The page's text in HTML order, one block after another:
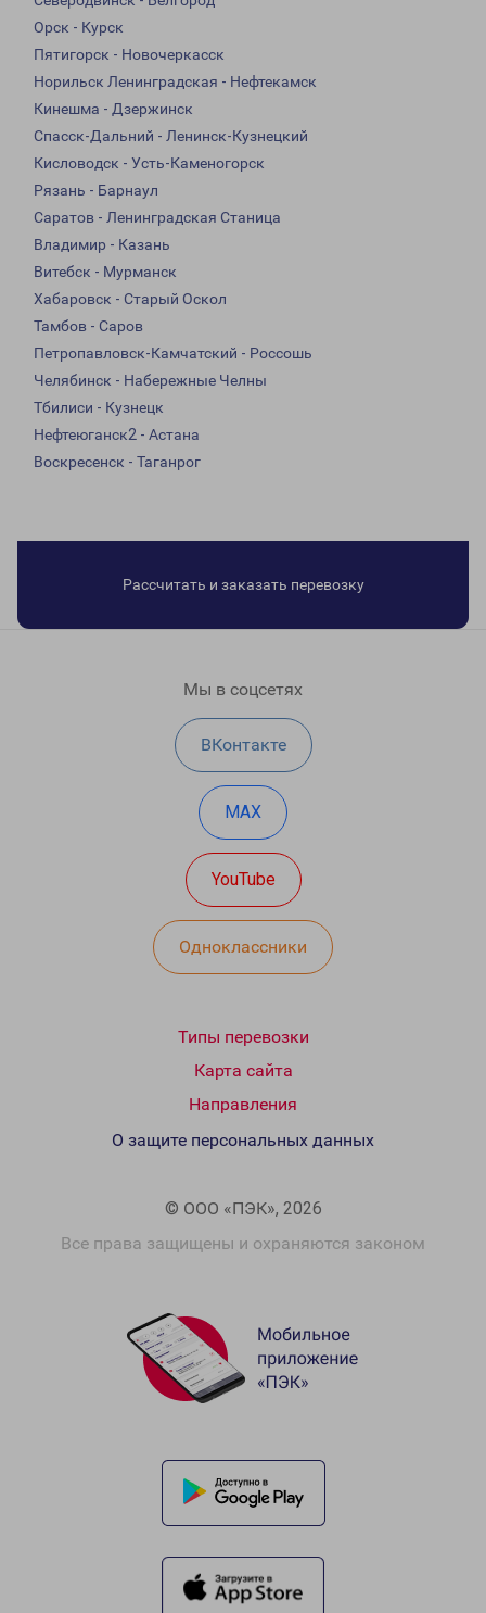
Орск - Курск
Пятигорск - Новочеркасск
Норильск Ленинградская - Нефтекамск
Кинешма - Дзержинск
Спасск-Дальний - Ленинск-Кузнецкий
Кисловодск - Усть-Каменогорск
Рязань - Барнаул
Саратов - Ленинградская Станица
Владимир - Казань
Витебск - Мурманск
Хабаровск - Старый Оскол
Тамбов - Саров
Петропавловск-Камчатский - Россошь
Челябинск - Набережные Челны
Тбилиси - Кузнецк
Нефтеюганск2 - Астана
Воскресенск - Таганрог
Рассчитать и заказать перевозку
Мы в соцсетях
ВКонтакте
MAX
YouTube
Одноклассники
Типы перевозки
Карта сайта
Направления
© ООО «ПЭК», 2026
Все права защищены и охраняются законом
О защите персональных данных